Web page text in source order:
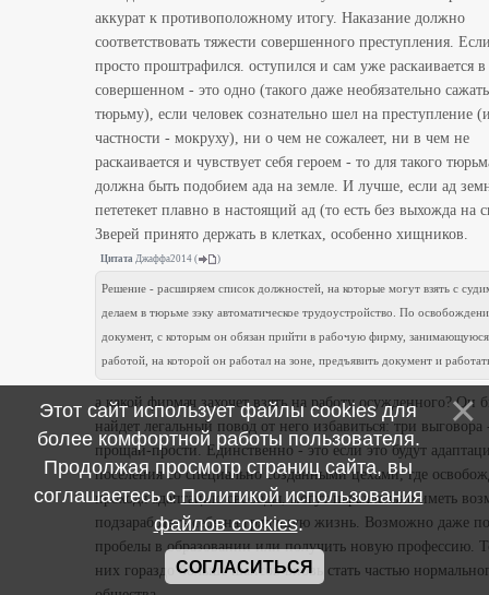
аккурат к противоположному итогу. Наказание должно
соответствовать тяжести совершенного преступления.
просто проштрафился. оступился и сам уже раскаивается в
совершенном - это одно (такого даже необязательно
тюрьму), если человек сознательно шел на преступление
частности - мокруху), ни о чем не сожалеет, ни в чем не
раскаивается и чувствует себя героем - то для такого
должна быть подобием ада на земле. И лучше, если ад
пететекет плавно в настоящий ад (то есть без выхожда на
Зверей принято держать в клетках, особенно хищников.
Цитата Джаффа2014 ( )
Решение - расширяем список должностей, на которые могут взять с
делаем в тюрьме зэку автоматическое трудоустройство. По
документ, с которым он обязан прийти в рабочую фирму,
работой, на которой он работал на зоне, предъявить документ и
а какой фирмач захочет взять на работу осужденного? Он
найдет легальный повод от него избавиться: три выговора
прощай-прости. Единственно - это если это будут
поселения со специально созданными цехами, где
проходя адаптацию свободы, могут параллельно иметь
подзаработать себе на грядущую жизнь. Возможно даже
пробелы в образовании или получить новую профессию.
них гораздо больше шансов вновь стать частью
Этот сайт использует файлы cookies для
более комфортной работы пользователя.
Продолжая просмотр страниц сайта, вы
соглашаетесь сПолитикой использования
файлов cookies.
СОГЛАСИТЬСЯ